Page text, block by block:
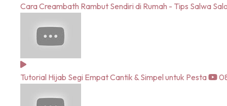
Cara Creambath Rambut Sendiri di Rumah - Tips Salwa
Tutorial Hijab Segi Empat Cantik & Simpel untuk Pesta